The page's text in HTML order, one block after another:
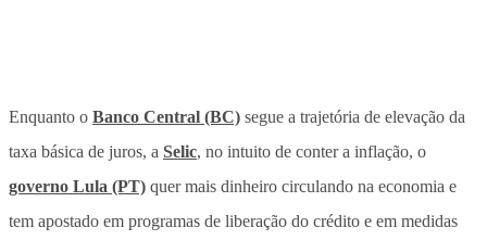
Enquanto o Banco Central (BC) segue a trajetória de elevação da
taxa básica de juros, a Selic, no intuito de conter a inflação, o
governo Lula (PT) quer mais dinheiro circulando na economia e
tem apostado em programas de liberação do crédito e em medidas